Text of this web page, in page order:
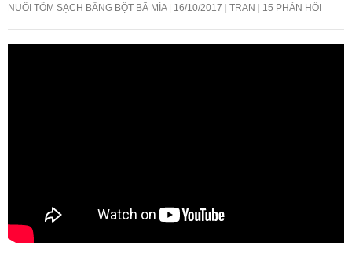
NUÔI TÔM SẠCH BẰNG BỘT BÃ MÍA 16/10/2017 TRAN 15 PHẢN HỒI